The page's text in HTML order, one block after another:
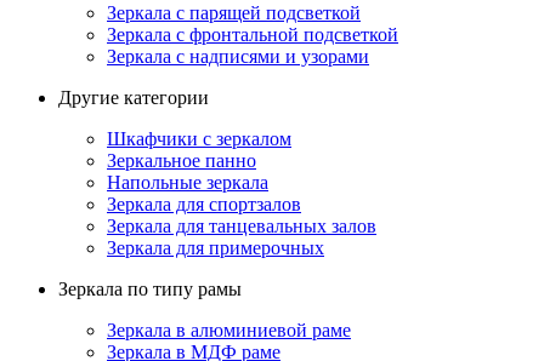
Зеркала с парящей подсветкой
Зеркала с фронтальной подсветкой
Зеркала с надписями и узорами
Другие категории
Шкафчики с зеркалом
Зеркальное панно
Напольные зеркала
Зеркала для спортзалов
Зеркала для танцевальных залов
Зеркала для примерочных
Зеркала по типу рамы
Зеркала в алюминиевой раме
Зеркала в МДФ раме